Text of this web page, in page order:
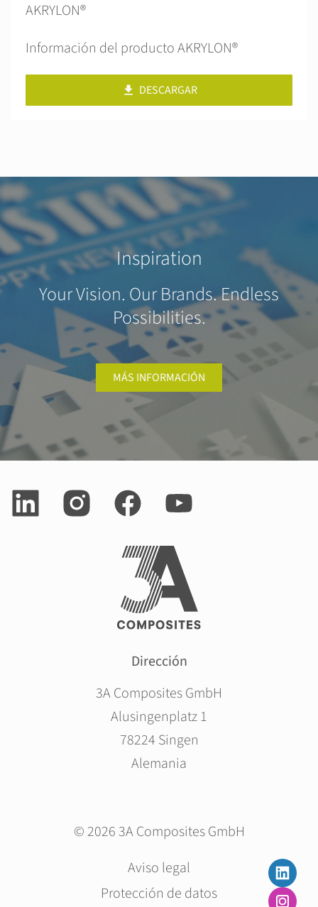
AKRYLON®
Información del producto AKRYLON®
DESCARGAR
Inspiration
Your Vision. Our Brands. Endless
Possibilities.
MÁS INFORMACIÓN
Dirección
3A Composites GmbH
Alusingenplatz 1
78224 Singen
Alemania
© 2026 3A Composites GmbH
navegación
Aviso legal
Protección de datos